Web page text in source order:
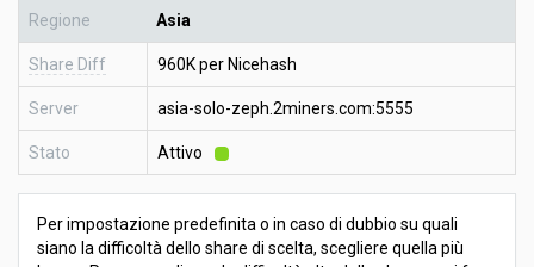
Regione Asia
Share Diff 960K per Nicehash
Server asia-solo-zeph.2miners.com:5555
Stato Attivo
Per impostazione predefinita o in caso di dubbio su quali
siano la difficoltà dello share di scelta, scegliere quella più